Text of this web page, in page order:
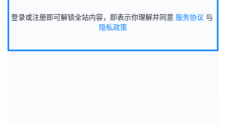
登录或注册即可解锁全站内容，即表示你理解并同意 服务协议 与
隐私政策